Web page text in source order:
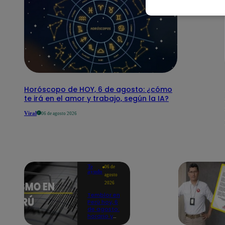
Horóscopo de HOY, 6 de agosto: ¿cómo
te irá en el amor y trabajo, según la IA?
Viral 06 de agosto 2026
Te
ayudo
06 de
agosto
2026
Temblor en
Perú hoy, 6
de agosto:
horario y